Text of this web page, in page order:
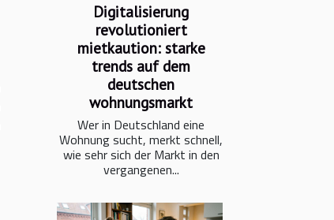
Digitalisierung
revolutioniert
mietkaution: starke
trends auf dem
deutschen
wohnungsmarkt
Wer in Deutschland eine
Wohnung sucht, merkt schnell,
wie sehr sich der Markt in den
vergangenen...